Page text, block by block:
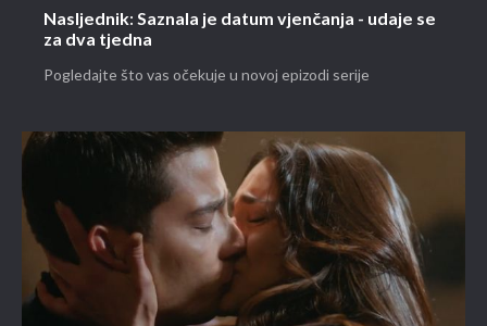
Nasljednik: Saznala je datum vjenčanja - udaje se
za dva tjedna
Pogledajte što vas očekuje u novoj epizodi serije